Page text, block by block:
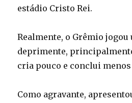
estádio Cristo Rei.
Realmente, o Grêmio
deprimente,
cria pouco e conclui menos
Como agravante,